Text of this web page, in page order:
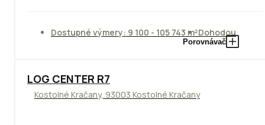
Dostupné výmery: 9 100 - 105 743 m²Dohodou
Porovnávač
TOP
LOG CENTER R7
Kostolné Kračany, 93003 Kostolné Kračany